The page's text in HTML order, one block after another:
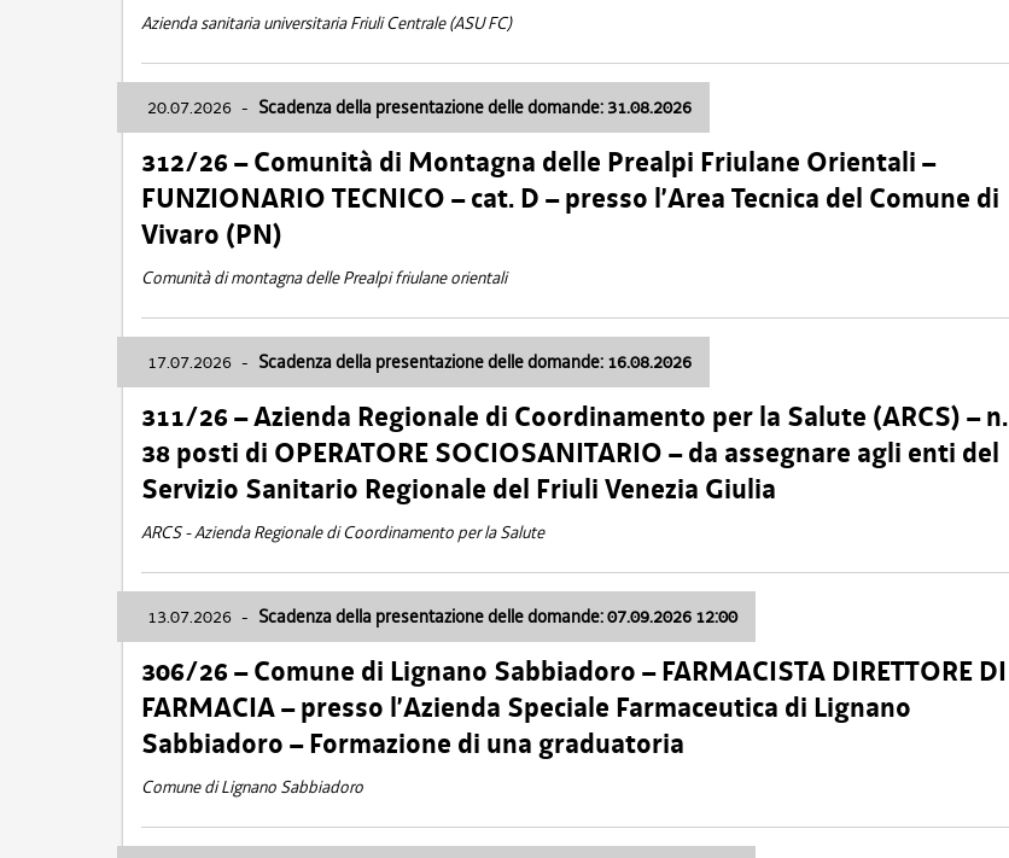
Azienda sanitaria universitaria Friuli Centrale (ASU FC)
20.07.2026 - Scadenza della presentazione delle domande: 31.08.2026
312/26 – Comunità di Montagna delle Prealpi Friulane Orientali –
FUNZIONARIO TECNICO – cat. D – presso l’Area Tecnica del Comune di
Vivaro (PN)
Comunità di montagna delle Prealpi friulane orientali
17.07.2026 - Scadenza della presentazione delle domande: 16.08.2026
311/26 – Azienda Regionale di Coordinamento per la Salute (ARCS) – n.
38 posti di OPERATORE SOCIOSANITARIO – da assegnare agli enti del
Servizio Sanitario Regionale del Friuli Venezia Giulia
ARCS - Azienda Regionale di Coordinamento per la Salute
13.07.2026 - Scadenza della presentazione delle domande: 07.09.2026 12:00
306/26 – Comune di Lignano Sabbiadoro – FARMACISTA DIRETTORE DI
FARMACIA – presso l’Azienda Speciale Farmaceutica di Lignano
Sabbiadoro – Formazione di una graduatoria
Comune di Lignano Sabbiadoro